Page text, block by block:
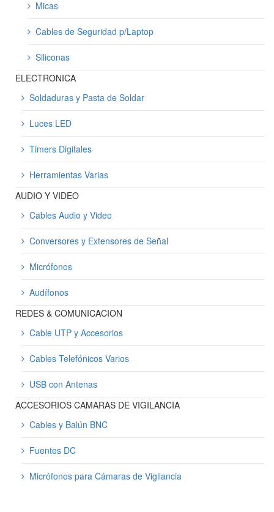
Micas
Cables de Seguridad p/Laptop
Siliconas
ELECTRONICA
Soldaduras y Pasta de Soldar
Luces LED
Timers Digitales
Herramientas Varias
AUDIO Y VIDEO
Cables Audio y Video
Conversores y Extensores de Señal
Micrófonos
Audífonos
REDES & COMUNICACION
Cable UTP y Accesorios
Cables Telefónicos Varios
USB con Antenas
ACCESORIOS CAMARAS DE VIGILANCIA
Cables y Balún BNC
Fuentes DC
Micrófonos para Cámaras de Vigilancia